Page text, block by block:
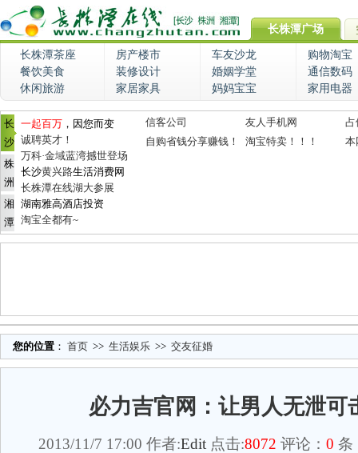
长株潭广场
长株潭茶座 房产楼市 车友沙龙
购物淘宝
餐饮美食
装修设计 婚姻学堂
通信数码
休闲旅游
家居家具 妈妈宝宝 家用电器
长
沙
株
洲
湘
潭
一起百万 ，因您而变
诚聘英才！
万科·金域蓝湾撼世登场
长沙黄兴路生活消费网
长株潭在线湖大参展
湖南雅高酒店投资
淘宝全都有~
信客公司 友人手机网
占
自购省钱分享赚钱！
淘宝特卖！！！ 本
您的位置 ： 首页 >> 生活娱乐 >> 交友征婚
必力吉官网：让男人无泄可
2013/11/7 17:00 作者:Edit 点击:8072 评论： 0 条